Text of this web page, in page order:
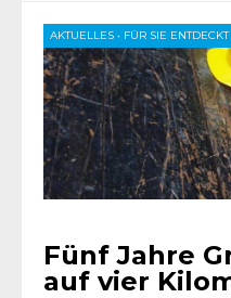
AKTUELLES • FÜR SIE ENTDECKT
Fünf Jahre
auf vier